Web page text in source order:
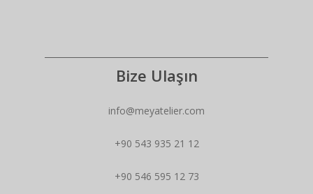
Bize Ulaşın
info@meyatelier.com
+90 543 935 21 12
+90 546 595 12 73